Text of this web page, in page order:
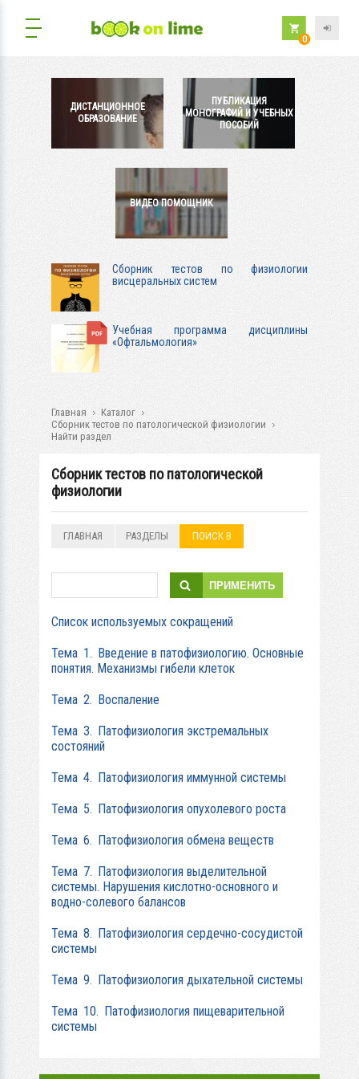
0
ДИСТАНЦИОННОЕ
ОБРАЗОВАНИЕ
ПУБЛИКАЦИЯ
МОНОГРАФИЙ И УЧЕБНЫХ
ПОСОБИЙ
ВИДЕО ПОМОЩНИК
Сборник тестов по физиологии
висцеральных систем
Учебная программа дисциплины
«Офтальмология»
Главная
Каталог
Cборник тестов по патологической физиологии
Найти раздел
Cборник тестов по патологической
физиологии
ГЛАВНАЯ РАЗДЕЛЫ
ПОИСК В
Cписок используемых сокращений
Тема 1. Введение в патофизиологию. Основные
понятия. Механизмы гибели клеток
Тема 2. Воспаление
Тема 3. Патофизиология экстремальных
состояний
Тема 4. Патофизиология иммунной системы
Тема 5. Патофизиология опухолевого роста
Тема 6. Патофизиология обмена веществ
Тема 7. Патофизиология выделительной
системы. Нарушения кислотно-основного и
водно-солевого балансов
Тема 8. Патофизиология сердечно-сосудистой
системы
Тема 9. Патофизиология дыхательной системы
Тема 10. Патофизиология пищеварительной
системы